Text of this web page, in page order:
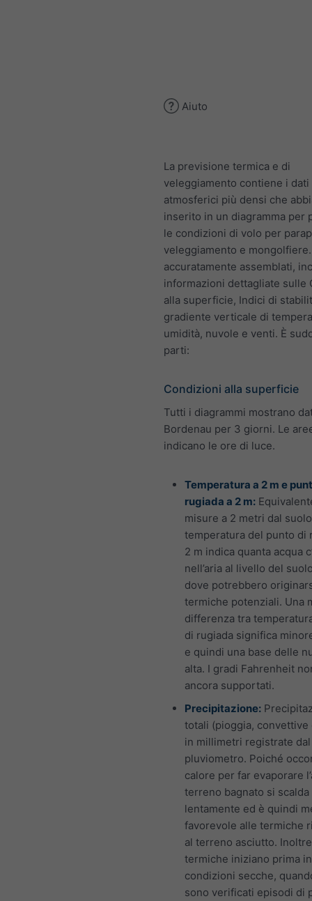
Aiuto
La previsione termica e di
veleggiamento contiene i dati
atmosferici più densi che
inserito in un diagramma per
le condizioni di volo per
veleggiamento e
accuratamente assemblati,
informazioni dettagliate sulle
alla superficie, Indici di
gradiente verticale di
umidità, nuvole e venti. È
parti:
Condizioni alla superficie
Tutti i diagrammi mostrano
Bordenau per 3 giorni. Le
indicano le ore di luce.
Temperatura a 2 m e
rugiada a 2 m:
misure a 2 metri dal
temperatura del punto di
2 m indica quanta acqua
nell’aria al livello del
dove potrebbero
termiche potenziali. Una
differenza tra
di rugiada significa
e quindi una base delle
alta. I gradi Fahrenheit
ancora supportati.
Precipitazione:
totali (pioggia, convettive
in millimetri registrate dal
pluviometro. Poiché
calore per far evaporare
terreno bagnato si scalda
lentamente ed è quindi
favorevole alle termiche
al terreno asciutto.
termiche iniziano prima in
condizioni secche,
sono verificati episodi di